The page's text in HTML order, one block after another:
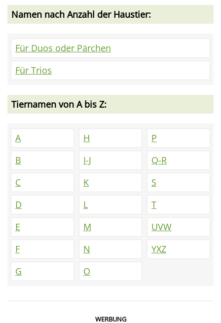
Namen nach Anzahl der Haustier:
Für Duos oder Pärchen
Für Trios
Tiernamen von A bis Z:
A
B
C
D
E
F
G
H
I-J
K
L
M
N
O
P
Q-R
S
T
UVW
YXZ
WERBUNG